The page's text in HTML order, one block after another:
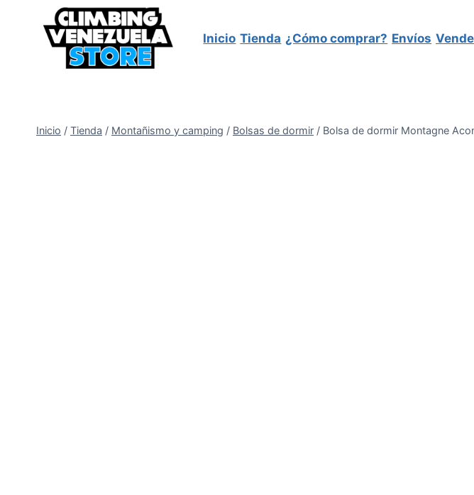
contenido
Inicio Tienda ¿Cómo comprar? Envíos
Inicio / Tienda / Montañismo y camping / Bolsas de dormir / Bolsa de dormir Montagne